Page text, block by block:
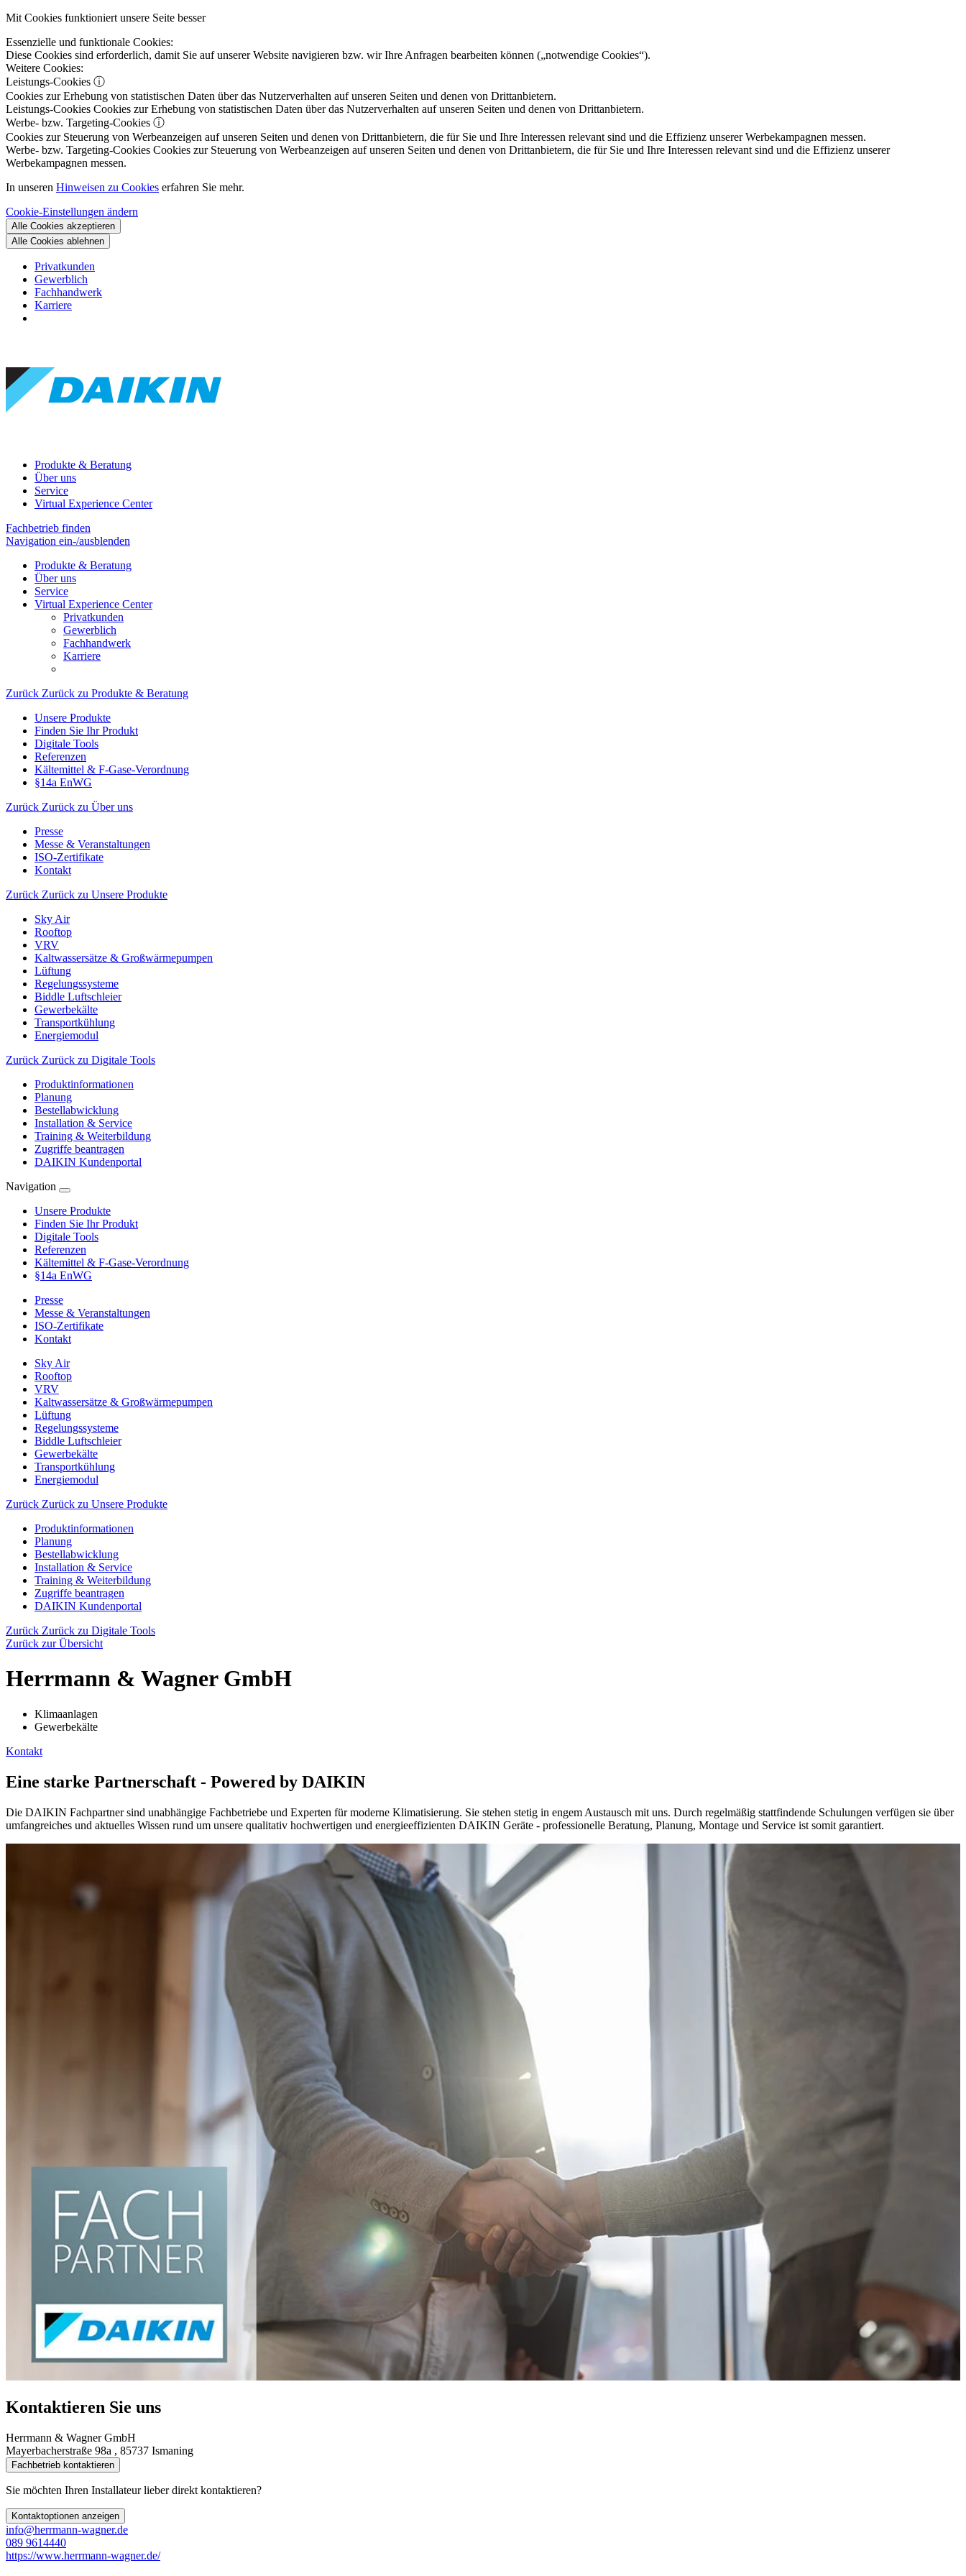
Mit Cookies funktioniert unsere Seite besser
Essenzielle und funktionale Cookies:
Diese Cookies sind erforderlich, damit Sie auf unserer Website navigieren bzw. wir Ihre Anfragen bearbeiten können („notwendige Cookies“).
Weitere Cookies:
Leistungs-Cookies ⓘ
Cookies zur Erhebung von statistischen Daten über das Nutzerverhalten auf unseren Seiten und denen von Drittanbietern.
Leistungs-Cookies Cookies zur Erhebung von statistischen Daten über das Nutzerverhalten auf unseren Seiten und denen von Drittanbietern.
Werbe- bzw. Targeting-Cookies ⓘ
Cookies zur Steuerung von Werbeanzeigen auf unseren Seiten und denen von Drittanbietern, die für Sie und Ihre Interessen relevant sind und die Effizienz unserer Werbekampagnen messen.
Werbe- bzw. Targeting-Cookies Cookies zur Steuerung von Werbeanzeigen auf unseren Seiten und denen von Drittanbietern, die für Sie und Ihre Interessen relevant sind und die Effizienz unserer
Werbekampagnen messen.
In unseren Hinweisen zu Cookies erfahren Sie mehr.
Cookie-Einstellungen ändern
Alle Cookies akzeptieren
Alle Cookies ablehnen
Privatkunden
Gewerblich
Fachhandwerk
Karriere
Produkte & Beratung
Über uns
Service
Virtual Experience Center
Fachbetrieb finden
Navigation ein-/ausblenden
Produkte & Beratung
Über uns
Service
Virtual Experience Center
Privatkunden
Gewerblich
Fachhandwerk
Karriere
Zurück Zurück zu Produkte & Beratung
Unsere Produkte
Finden Sie Ihr Produkt
Digitale Tools
Referenzen
Kältemittel & F-Gase-Verordnung
§14a EnWG
Zurück Zurück zu Über uns
Presse
Messe & Veranstaltungen
ISO-Zertifikate
Kontakt
Zurück Zurück zu Unsere Produkte
Sky Air
Rooftop
VRV
Kaltwassersätze & Großwärmepumpen
Lüftung
Regelungssysteme
Biddle Luftschleier
Gewerbekälte
Transportkühlung
Energiemodul
Zurück Zurück zu Digitale Tools
Produktinformationen
Planung
Bestellabwicklung
Installation & Service
Training & Weiterbildung
Zugriffe beantragen
DAIKIN Kundenportal
Navigation
Unsere Produkte
Finden Sie Ihr Produkt
Digitale Tools
Referenzen
Kältemittel & F-Gase-Verordnung
§14a EnWG
Presse
Messe & Veranstaltungen
ISO-Zertifikate
Kontakt
Sky Air
Rooftop
VRV
Kaltwassersätze & Großwärmepumpen
Lüftung
Regelungssysteme
Biddle Luftschleier
Gewerbekälte
Transportkühlung
Energiemodul
Zurück Zurück zu Unsere Produkte
Produktinformationen
Planung
Bestellabwicklung
Installation & Service
Training & Weiterbildung
Zugriffe beantragen
DAIKIN Kundenportal
Zurück Zurück zu Digitale Tools
Zurück zur Übersicht
Herrmann & Wagner GmbH
Klimaanlagen
Gewerbekälte
Kontakt
Eine starke Partnerschaft - Powered by DAIKIN
Die DAIKIN Fachpartner sind unabhängige Fachbetriebe und Experten für moderne Klimatisierung. Sie stehen stetig in engem Austausch mit uns. Durch regelmäßig stattfindende Schulungen verfügen sie über
umfangreiches und aktuelles Wissen rund um unsere qualitativ hochwertigen und energieeffizienten DAIKIN Geräte - professionelle Beratung, Planung, Montage und Service ist somit garantiert.
Kontaktieren Sie uns
Herrmann & Wagner GmbH
Mayerbacherstraße 98a , 85737 Ismaning
Fachbetrieb kontaktieren
Sie möchten Ihren Installateur lieber direkt kontaktieren?
Kontaktoptionen anzeigen
info@herrmann-wagner.de
089 9614440
https://www.herrmann-wagner.de/